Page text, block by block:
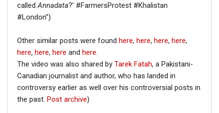
called Annadata?’ #FarmersProtest #Khalistan
#London”)
Other similar posts were found here, here, here, here,
here, here, here and here
The video was also shared by Tarek Fatah, a Pakistani-
Canadian journalist and author, who has landed in
controversy earlier as well over his controversial posts in
the past. Post archive)